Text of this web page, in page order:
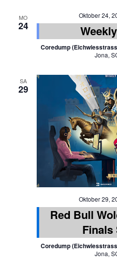
MO
24
Oktober 24,
Coredump
Jona,
SA
29
Oktober 29,
Red Bull
Finals
Coredump
Jona,